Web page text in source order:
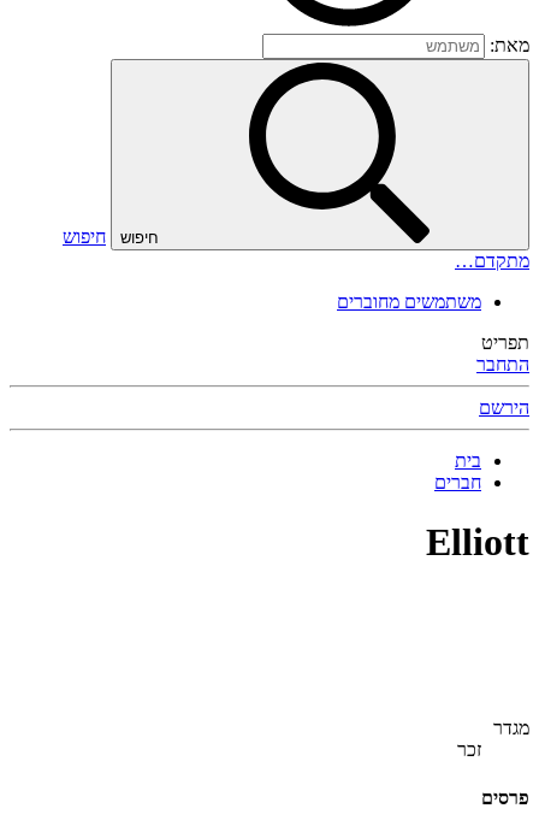
מאת:
חיפוש
חיפוש
מתקדם…
משתמשים מחוברים
תפריט
התחבר
הירשם
בית
חברים
Elliott
מגדר
זכר
פרסים